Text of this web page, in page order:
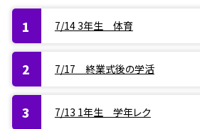
7/14 3年生 体育
7/17 終業式後の学活
7/13 1年生 学年レク